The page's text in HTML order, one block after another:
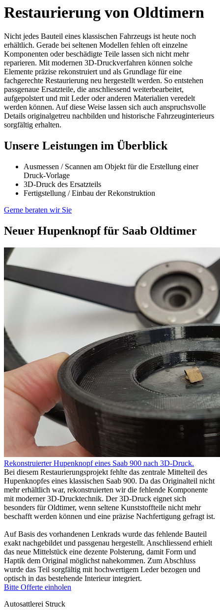
Restaurierung von Oldtimern
Nicht jedes Bauteil eines klassischen Fahrzeugs ist heute noch
erhältlich. Gerade bei seltenen Modellen fehlen oft einzelne
Komponenten oder beschädigte Teile lassen sich nicht mehr
reparieren. Mit modernen 3D-Druckverfahren können solche
Elemente präzise rekonstruiert und als Grundlage für eine
fachgerechte Restaurierung neu hergestellt werden. So entstehen
passgenaue Ersatzteile, die anschliessend weiterbearbeitet,
aufgepolstert und mit Leder oder anderen Materialien veredelt
werden können. Auf diese Weise lassen sich auch anspruchsvolle
Details originalgetreu nachbilden und historische Fahrzeuginterieurs
sorgfältig erhalten.
Unsere Leistungen im Überblick
Ausmessen / Scannen am Objekt für die Erstellung einer
Druck-Vorlage
3D-Druck des Ersatzteils
Fertigstellung / Einbau der Rekonstruktion
Gerne beraten wir Sie
Neuer Hupenknopf für Saab Oldtimer
Rekonstruierter Hupenknopf eines Saab 900 nach 3D-Druck.
Bei diesem Restaurierungsprojekt fehlte das zentrale Mittelteil des
Hupenknopfes eines klassischen Saab 900. Da das Originalteil nicht
mehr erhältlich war, rekonstruierten wir die fehlende Komponente
mit moderner 3D-Drucktechnik. Der 3D-Druck eignet sich
besonders für Oldtimer, wenn seltene Kunststoffteile nicht mehr
beschafft werden können und eine präzise Nachfertigung gefragt ist.
Auf Basis des vorhandenen Lenkrads wurde das fehlende Bauteil
exakt nachgebildet und passgenau hergestellt. Anschliessend erhielt
das neue Mittelstück eine dezente Polsterung, damit Form und
Haptik dem Original möglichst nahekommen. Zum Abschluss
wurde das Teil sorgfältig mit hochwertigem Leder bezogen und
optisch in das bestehende Interieur integriert.
Bitte Offerte einholen
Autosattlerei Struck